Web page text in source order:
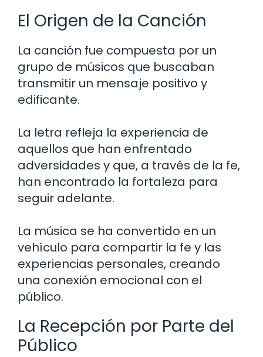
El Origen de la Canción
La canción fue compuesta por un
grupo de músicos que buscaban
transmitir un mensaje positivo y
edificante.
La letra refleja la experiencia de
aquellos que han enfrentado
adversidades y que, a través de la fe,
han encontrado la fortaleza para
seguir adelante.
La música se ha convertido en un
vehículo para compartir la fe y las
experiencias personales, creando
una conexión emocional con el
público.
La Recepción por Parte del
Público